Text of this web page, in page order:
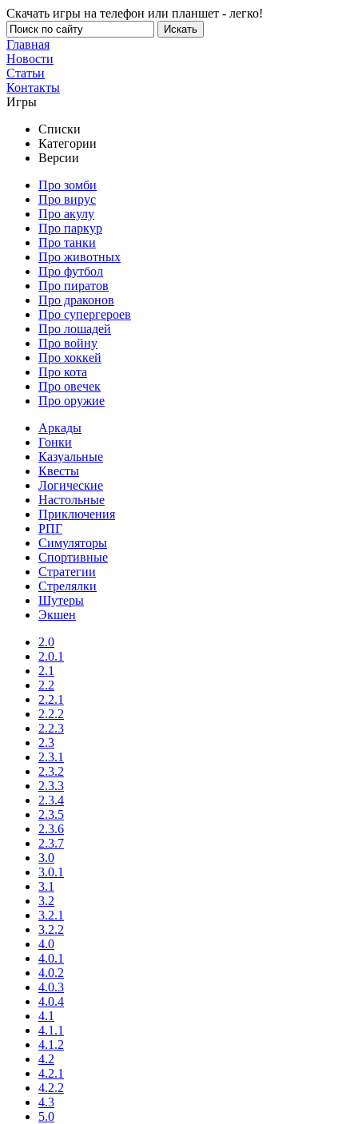
Скачать игры на телефон или планшет - легко!
Главная
Новости
Статьи
Контакты
Игры
Списки
Категории
Версии
Про зомби
Про вирус
Про акулу
Про паркур
Про танки
Про животных
Про футбол
Про пиратов
Про драконов
Про супергероев
Про лошадей
Про войну
Про хоккей
Про кота
Про овечек
Про оружие
Аркады
Гонки
Казуальные
Квесты
Логические
Настольные
Приключения
РПГ
Симуляторы
Спортивные
Стратегии
Стрелялки
Шутеры
Экшен
2.0
2.0.1
2.1
2.2
2.2.1
2.2.2
2.2.3
2.3
2.3.1
2.3.2
2.3.3
2.3.4
2.3.5
2.3.6
2.3.7
3.0
3.0.1
3.1
3.2
3.2.1
3.2.2
4.0
4.0.1
4.0.2
4.0.3
4.0.4
4.1
4.1.1
4.1.2
4.2
4.2.1
4.2.2
4.3
5.0